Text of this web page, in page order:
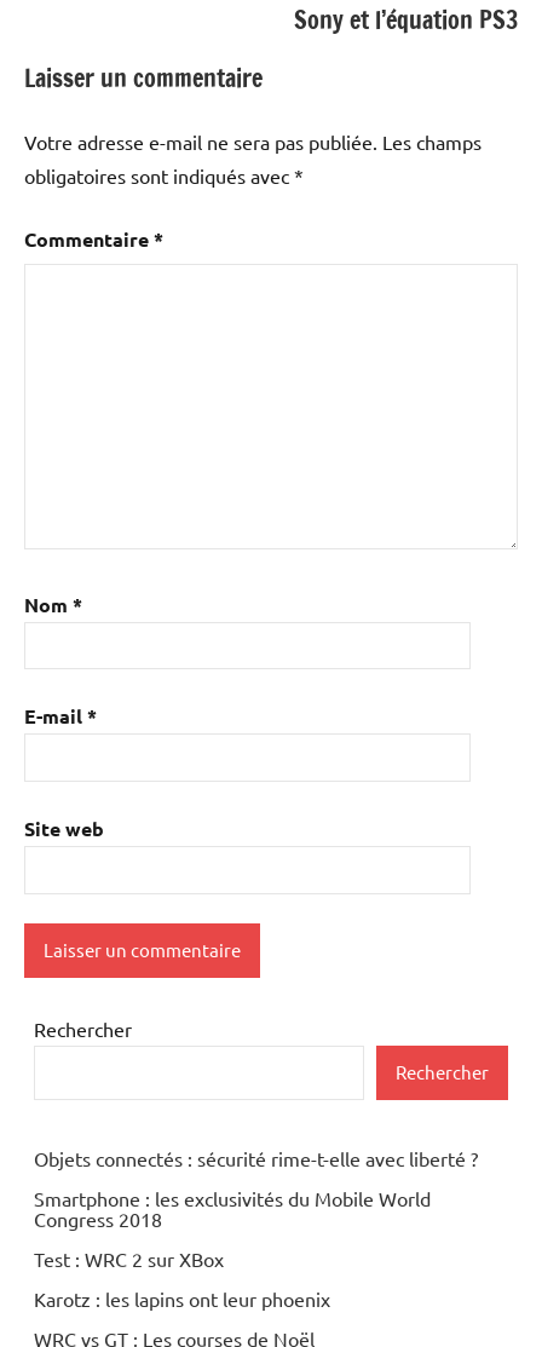
Sony et l’équation PS3
Laisser un commentaire
Votre adresse e-mail ne sera pas publiée. Les champs
obligatoires sont indiqués avec *
Commentaire*
Nom *
E-mail*
Site web
Rechercher
Rechercher
Objets connectés : sécurité rime-t-elle avec liberté ?
Smartphone : les exclusivités du Mobile World
Congress 2018
Test : WRC 2 sur XBox
Karotz : les lapins ont leur phoenix
WRC vs GT : Les courses de Noël